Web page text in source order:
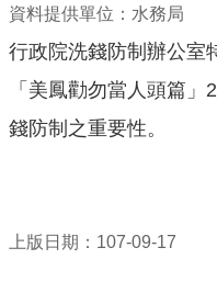
識
水
訊
資料提供單位：水務局
行政院洗錢防制辦公室
「美鳳勸勿當人頭篇
錢防制之重要性。
上版日期：107-09-17